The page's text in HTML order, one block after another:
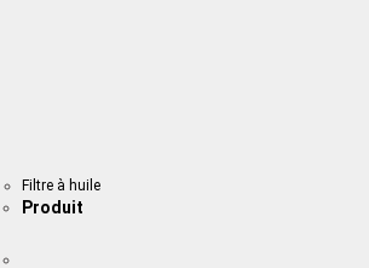
Filtre à huile
Produit